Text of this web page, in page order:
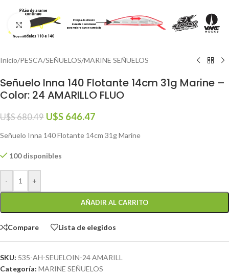
Click to enlarge
Inicio/PESCA/SEÑUELOS/MARINE SEÑUELOS
Señuelo Inna 140 Flotante 14cm 31g Marine –
Color: 24 AMARILLO FLUO
U$S680.49 U$S 646.47
Señuelo Inna 140 Flotante 14cm 31g Marine
100 disponibles
- +
AÑADIR AL CARRITO
Compare Lista de elegidos
SKU: 535-AH-SEUELOIN-24 AMARILL
Categoría: MARINE SEÑUELOS